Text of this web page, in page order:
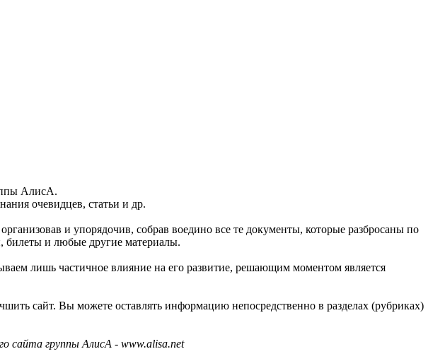
АлисА.
очевидцев, статьи и др.
и упорядочив, собрав воедино все те документы, которые разбросаны по
билеты и любые другие материалы.
лишь частичное влияние на его развитие, решающим моментом является
сайт. Вы можете оставлять информацию непосредственно в разделах (рубриках)
сайта группы АлисА - www.alisa.net